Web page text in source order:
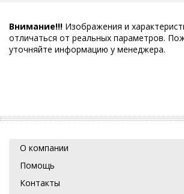
Внимание!!! Изображения и
отличаться от реальных параметров.
уточняйте информацию у менеджера.
О компании
Помощь
Контакты